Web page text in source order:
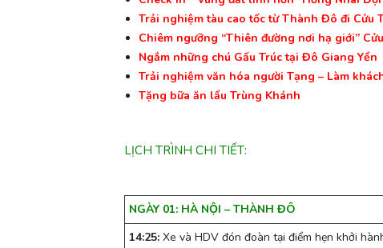
Trải nghiệm tàu cao tốc từ Thành Đô đi Cửu
Chiêm ngưỡng “Thiên đường nơi hạ giới”
Ngắm những chú Gấu Trúc tại Đô Giang Yển
Trải nghiệm văn hóa người Tạng – Làm
Tặng bữa ăn lẩu Trùng Khánh
LỊCH TRÌNH CHI TIẾT:
NGÀY 01: HÀ NỘI – THÀNH ĐÔ
14:25:Xe và HDV đón đoàn tại điểm hẹn khởi